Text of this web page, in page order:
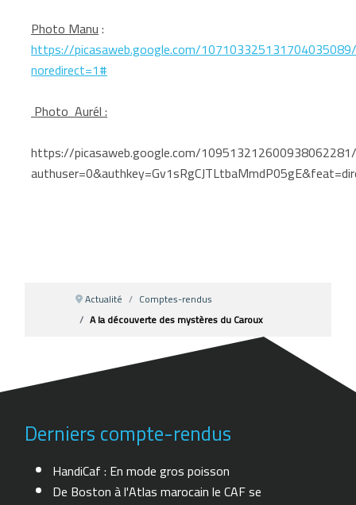
Photo Manu:
https://picasaweb.google.com/
noredirect=1#
Photo Aurél :
https://picasaweb.google.com/
Actualité
Comptes-rendus
A la découverte des mystères du Caroux
Derniers compte-rendus
HandiCaf : En mode gros poisson
De Boston à l'Atlas marocain le CAF se